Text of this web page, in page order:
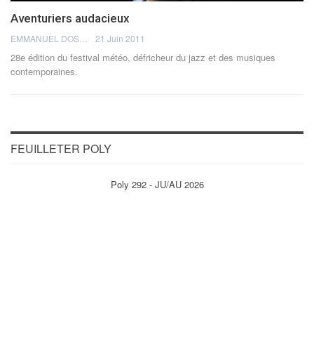
Aventuriers audacieux
21 Juin 2011
28e édition du festival météo, défricheur du jazz et des musiques
contemporaines.
FEUILLETER POLY
Poly 292 - JU/AU 2026